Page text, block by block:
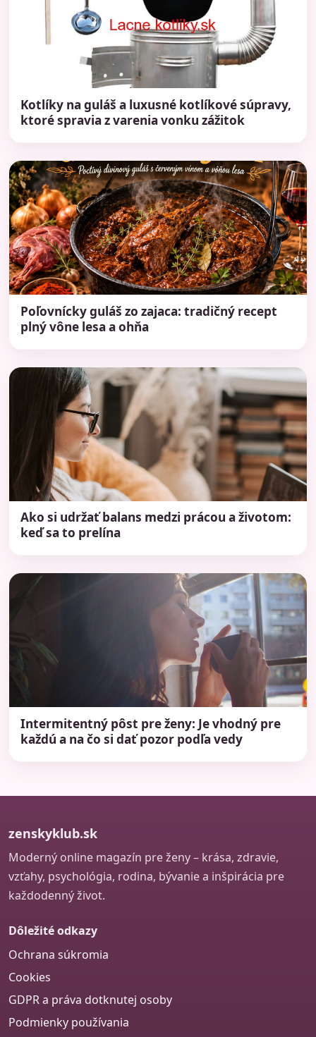
Kotlíky na guláš a luxusné kotlíkové súpravy,
ktoré spravia z varenia vonku zážitok
Poľovnícky guláš zo zajaca: tradičný recept
plný vône lesa a ohňa
Ako si udržať balans medzi prácou a životom:
keď sa to prelína
Intermitentný pôst pre ženy: Je vhodný pre
každú a na čo si dať pozor podľa vedy
zenskyklub.sk
Moderný online magazín pre ženy – krása, zdravie,
vzťahy, psychológia, rodina, bývanie a inšpirácia pre
každodenný život.
Dôležité odkazy
Ochrana súkromia
Cookies
GDPR a práva dotknutej osoby
Podmienky používania